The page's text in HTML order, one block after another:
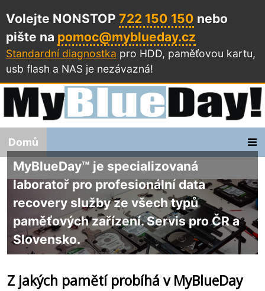
Volejte NONSTOP 722 150 150 nebo
pište na pomoc@myblueday.cz
Standardní diagnostka pro HDD, paměťovou kartu,
usb flash a NAS je nezávazná!
Domů
MyBlueDay™ je specializovaná
laboratoř pro profesionální data
recovery služby ze všech typů
paměťových zařízení. Servis pro ČR a
Slovensko.
Z jakých pamětí probíhá v MyBlueDay